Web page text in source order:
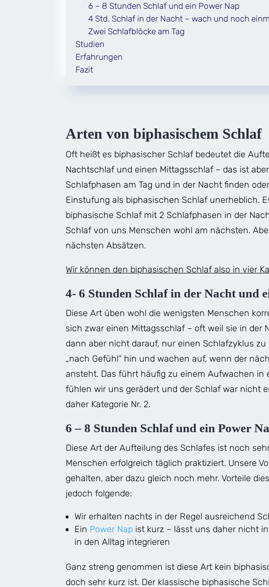
6 – 8 Stunden Schlaf und ein Power Nap
4 Std. Schlaf in der Nacht – wach und noch
Zwei Schlafblöcke am Tag
Studien
Erfahrungen
Fazit
Arten von biphasischem Schlaf
Oft heißt es biphasischer Schlaf bedeutet die
Nachtschlaf und einen Mittagsschlaf – das ist
Schlafphasen am Tag und in der Nacht finden
Einstufung als biphasischen Schlaf unerheblich.
biphasische Schlaf mit 2 Schlafphasen in der
Schlaf von uns Menschen wohl am nächsten.
nächsten Absätzen.
Wir können den biphasischen Schlaf also in vier
4- 6 Stunden Schlaf in der Nacht und
Diese Art üben wohl die wenigsten Menschen
sich zwar einen Mittagsschlaf – oft weil sie in der
dann aber nicht darauf, nur einen Schlafzyklus
„nach Gefühl“ hin und wachen auf, wenn der
ansteht. Das führt häufig zu einem Aufwachen in
fühlen wir uns gerädert und der Schlaf war nicht
daher Kategorie Nr. 2.
6 – 8 Stunden Schlaf und ein Power
Diese Art der Aufteilung des Schlafes ist noch
Menschen erfolgreich täglich praktiziert. Unsere
gehalten, aber dazu gleich noch mehr. Vorteile
jedoch folgende:
Wir erhalten nachts in der Regel ausreichend
Ein Power Nap ist kurz – lässt uns daher nicht
in den Alltag integrieren
Ganz streng genommen ist diese Art kein
doch sehr kurz ist. Der klassische biphasische